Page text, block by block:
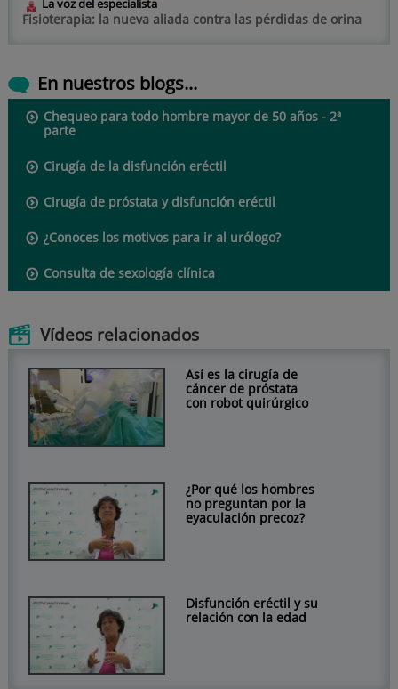
Fisioterapia: la nueva aliada contra las pérdidas de orina
En nuestros blogs...
Chequeo para todo hombre mayor de 50 años - 2ª
parte
Cirugía de la disfunción eréctil
Cirugía de próstata y disfunción eréctil
¿Conoces los motivos para ir al urólogo?
Consulta de sexología clínica
Vídeos relacionados
Así es la cirugía de
cáncer de próstata
con robot quirúrgico
¿Por qué los hombres
no preguntan por la
eyaculación precoz?
Disfunción eréctil y su
relación con la edad